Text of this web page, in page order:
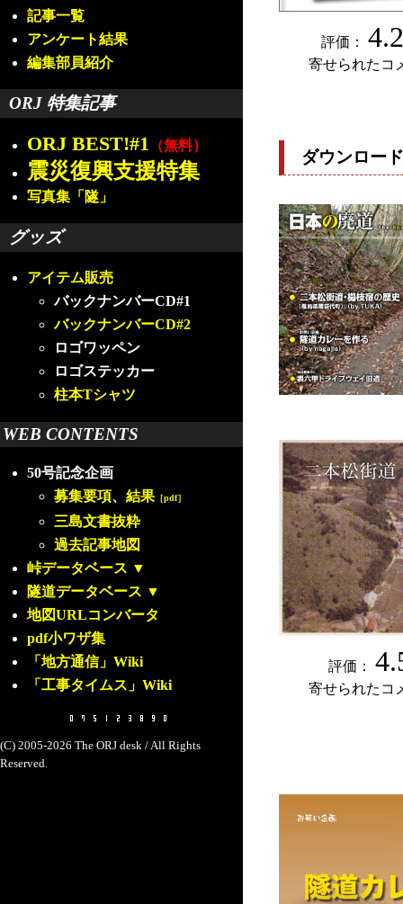
記事一覧
アンケート結果
編集部員紹介
ORJ 特集記事
ORJ BEST!#1 （無料）
震災復興支援特集
写真集「隧」
グッズ
アイテム販売
バックナンバーCD#1
バックナンバーCD#2
ロゴワッペン
ロゴステッカー
柱本Tシャツ
WEB CONTENTS
50号記念企画
募集要項、 結果 ［pdf］
三島文書抜粋
過去記事地図
峠データベース ▼
隧道データベース ▼
地図URLコンバータ
pdf小ワザ集
「地方通信」Wiki
「工事タイムス」Wiki
(C) 2005-2026 The ORJ desk / All Rights
Reserved.
評価：
寄せられたコ
ダウンロー
評価：
寄せられたコ